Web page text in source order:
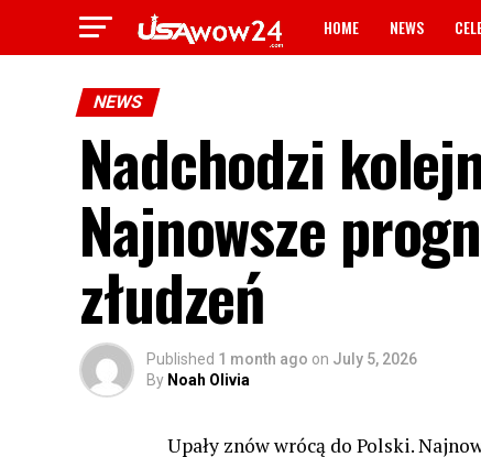
HOME NEWS
NEWS
Nadchodzi
Najnowsze
złudzeń
Published 1 month ago on July 5, 2026
By Noah Olivia
Upały znów wrócą do Polski.